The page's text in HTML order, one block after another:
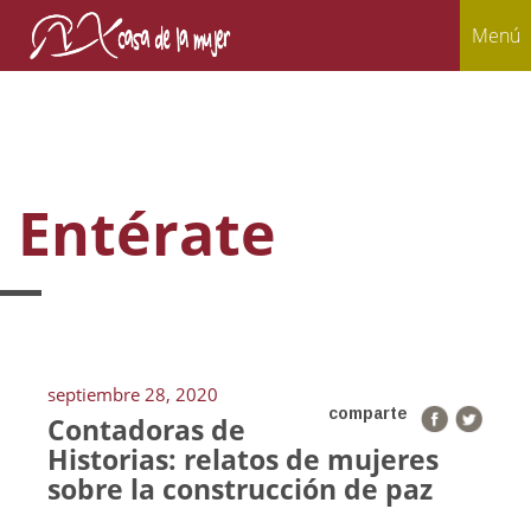
Menú
Entérate
septiembre 28, 2020
comparte
Contadoras de
Historias: relatos de mujeres
sobre la construcción de paz